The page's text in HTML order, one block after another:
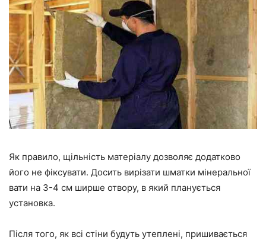
Як правило, щільність матеріалу дозволяє додатково
його не фіксувати. Досить вирізати шматки мінеральної
вати на 3-4 см ширше отвору, в який планується
установка.
Після того, як всі стіни будуть утеплені, пришивається